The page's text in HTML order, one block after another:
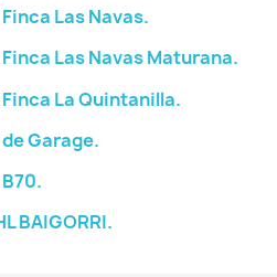
Las Navas.
Las Navas Maturana.
La Quintanilla.
Garage.
BAIGORRI.